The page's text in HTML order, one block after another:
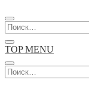
Найти:
TOP MENU
Найти: